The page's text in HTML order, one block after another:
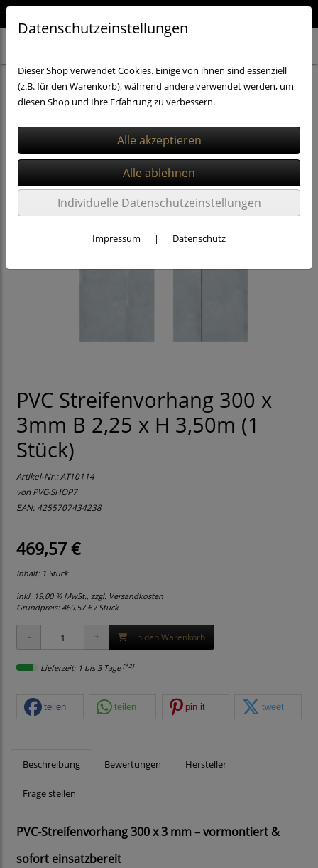
PVC Vorhänge 3x300mm
PVC Streifenvorhang 300 x
3mm B 2,25 x H 3,50m (1
Stück)
Artikel-Nr.:AT10114
vonPVC-SHOP7
EAN: 4255707434238
469,57 €
Inhalt: 1 Stück
inkl. 19,00 % MwSt., zzgl. Versandkosten
Grundpreis: 469,57 € / Stück
in den Warenkorb
Lieferzeit: 1 bis 3 Tage [*2]
teilen teilen pin it tweet
Beschreibung Bewertungen Hersteller
Frage stellen
PVC-Streifenvorhang 300 x 3 mm – vormontiert &
sofort einsatzbereit
Datenschutzeinstellungen
Dieser Shop verwendet Cookies. Einige von ihnen sind essenziell
(z.B. für den Warenkorb), während andere verwendet werden, um
diesen Shop und Ihre Erfahrung zu verbessern.
Individuelle Datenschutzeinstellungen
Impressum | Datenschutz